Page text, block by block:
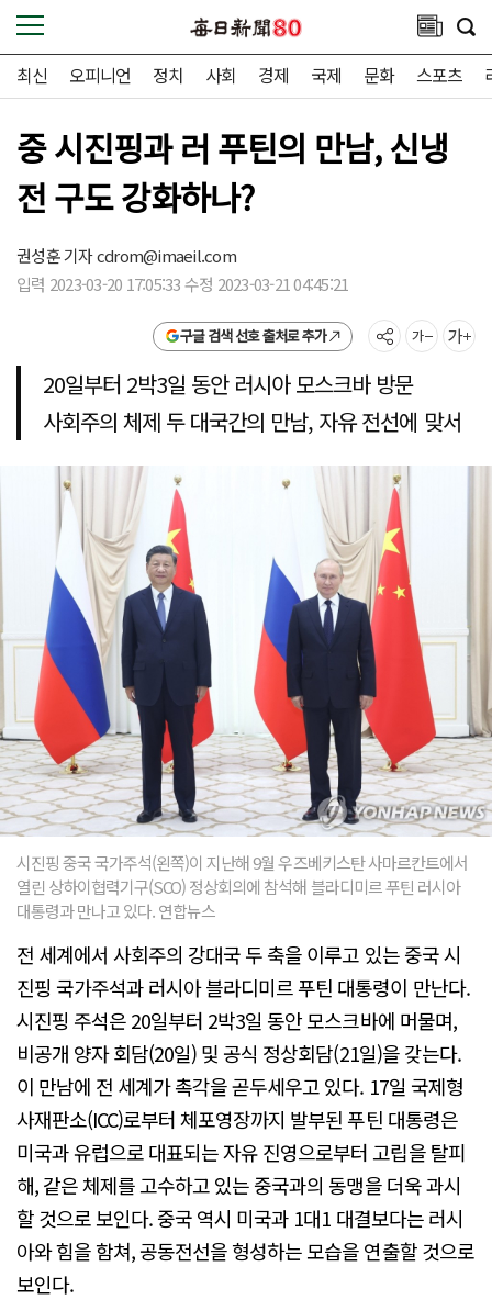
최신 오피니언 정치 사회 경제 국제 문화 스포츠
중 시진핑과 러 푸틴의 만남, 신냉
전 구도 강화하나?
권성훈 기자cdrom@imaeil.com
입력 2023-03-20 17:05:33 수정 2023-03-21 04:45:21
구글 검색 선호 출처로 추가
20일부터 2박3일 동안 러시아 모스크바 방문
사회주의 체제 두 대국간의 만남, 자유 전선에 맞서
시진핑 중국 국가주석(왼쪽)이 지난해 9월 우즈베키스탄 사마르칸트에서
열린 상하이협력기구(SCO) 정상회의에 참석해 블라디미르 푸틴 러시아
대통령과 만나고 있다. 연합뉴스
전 세계에서 사회주의 강대국 두 축을 이루고 있는 중국 시
진핑 국가주석과 러시아 블라디미르 푸틴 대통령이 만난다.
시진핑 주석은 20일부터 2박3일 동안 모스크바에 머물며,
비공개 양자 회담(20일) 및 공식 정상회담(21일)을 갖는다.
이 만남에 전 세계가 촉각을 곧두세우고 있다. 17일 국제형
사재판소(ICC)로부터 체포영장까지 발부된 푸틴 대통령은
미국과 유럽으로 대표되는 자유 진영으로부터 고립을 탈피
해, 같은 체제를 고수하고 있는 중국과의 동맹을 더욱 과시
할 것으로 보인다. 중국 역시 미국과 1대1 대결보다는 러시
아와 힘을 함쳐, 공동전선을 형성하는 모습을 연출할 것으로
보인다.